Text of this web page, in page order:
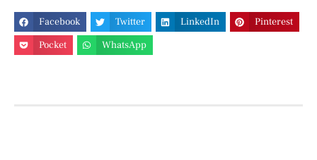
Facebook Twitter LinkedIn
Pinterest
Pocket
WhatsApp